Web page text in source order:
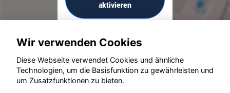
aktivieren
© konjunkturmotor.de GmbH 2020 - 2026
Wir verwenden Cookies
Diese Webseite verwendet Cookies und ähnliche
Technologien, um die Basisfunktion zu gewährleisten und
um Zusatzfunktionen zu bieten.